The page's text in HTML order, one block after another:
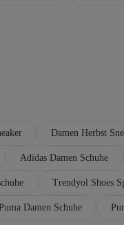
Damen Herbst
Adidas Damen Schuhe
Trendyol Shoes
Damen Schuhe